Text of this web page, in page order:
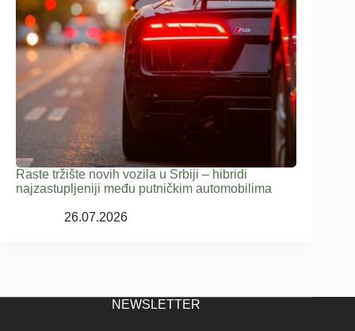
Raste tržište novih vozila u Srbiji – hibridi
najzastupljeniji među putničkim automobilima
26.07.2026
NEWSLETTER